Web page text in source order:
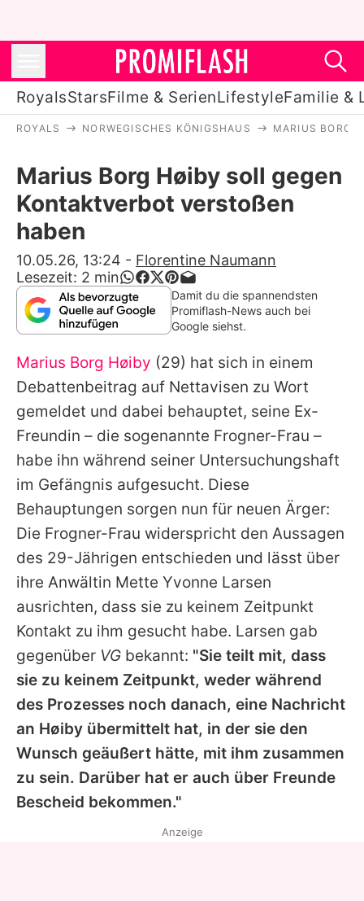
RoyalsStarsFilme & SerienLifestyleFamilie &
Stars
Filme & Serien
Lifestyle
Familie & Liebe
Promiflash Exklusiv
Alle Themen auf Promiflash
Jobs
App runterladen
Team
Redaktionelle Richtlinien
Impressum
Datenschutzerklärung
Utiq verwalten
ROYALS NORWEGISCHES KÖNIGSHAUS MARIUS BORG
Marius Borg Høiby soll gegen
Kontaktverbot verstoßen
haben
10.05.26, 13:24 - Florentine Naumann
Lesezeit: 2 min
Damit du die spannendsten
Promiflash-News auch bei
Google siehst.
Marius Borg Høiby (29) hat sich in einem
Debattenbeitrag auf Nettavisen zu Wort
gemeldet und dabei behauptet, seine Ex-
Freundin – die sogenannte Frogner-Frau –
habe ihn während seiner Untersuchungshaft
im Gefängnis aufgesucht. Diese
Behauptungen sorgen nun für neuen Ärger:
Die Frogner-Frau widerspricht den Aussagen
des 29-Jährigen entschieden und lässt über
ihre Anwältin Mette Yvonne Larsen
ausrichten, dass sie zu keinem Zeitpunkt
Kontakt zu ihm gesucht habe. Larsen gab
gegenüber VG bekannt: "Sie teilt mit, dass
sie zu keinem Zeitpunkt, weder während
des Prozesses noch danach, eine Nachricht
an Høiby übermittelt hat, in der sie den
Wunsch geäußert hätte, mit ihm zusammen
zu sein. Darüber hat er auch über Freunde
Bescheid bekommen."
Anzeige